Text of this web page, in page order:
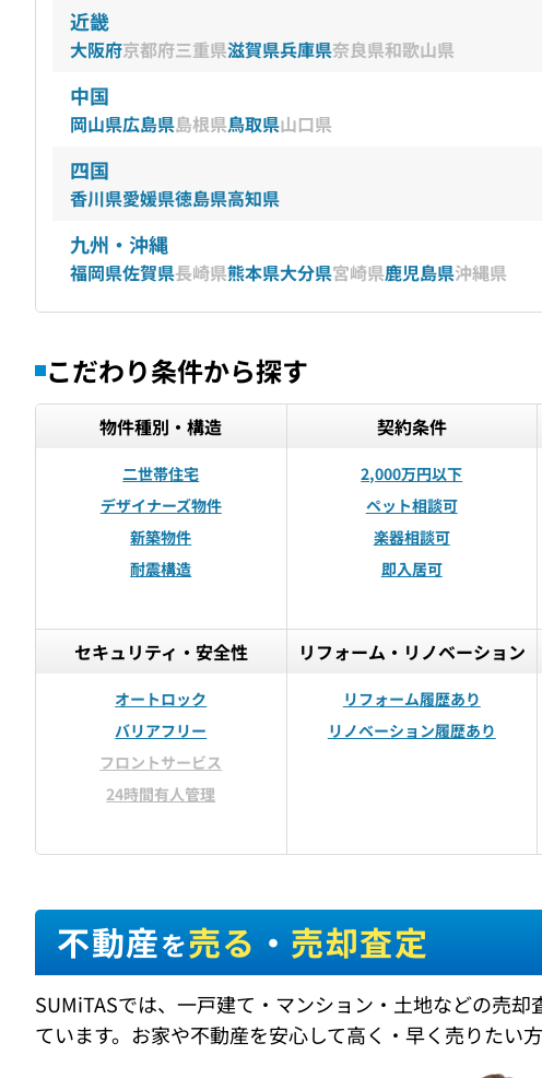
近畿
大阪府京都府三重県滋賀県兵庫県奈良県和歌山県
中国
岡山県広島県島根県鳥取県山口県
四国
香川県愛媛県徳島県高知県
九州・沖縄
福岡県佐賀県長崎県熊本県大分県宮崎県鹿児島県沖縄県
こだわり条件から探す
物件種別・構造
二世帯住宅
デザイナーズ物件
新築物件
耐震構造
契約条件
2,000万円以下
ペット相談可
楽器相談可
即入居可
セキュリティ・安全性
オートロック
バリアフリー
フロントサービス
24時間有人管理
リフォーム・リノベーション
リフォーム履歴あり
リノベーション履歴あり
不動産を売る ・ 売却査定
SUMiTASでは、一戸建て・マンション・土地などの売
ています。お家や不動産を安心して高く・早く売りたい